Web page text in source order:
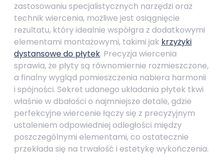
zastosowaniu specjalistycznych narzędzi oraz
technik wiercenia, możliwe jest osiągnięcie
rezultatu, który idealnie współgra z dodatkowymi
elementami montażowymi, takimi jak krzyżyki
dystansowe do płytek. Precyzja wiercenia
sprawia, że płyty są równomiernie rozmieszczone,
a finalny wygląd pomieszczenia nabiera harmonii
i spójności. Sekret udanego układania płytek tkwi
właśnie w dbałości o najmniejsze detale, gdzie
perfekcyjne wiercenie łączy się z precyzyjnym
ustaleniem odpowiedniej odległości między
poszczególnymi elementami, co ostatecznie
przekłada się na trwałość i estetykę wykończenia.